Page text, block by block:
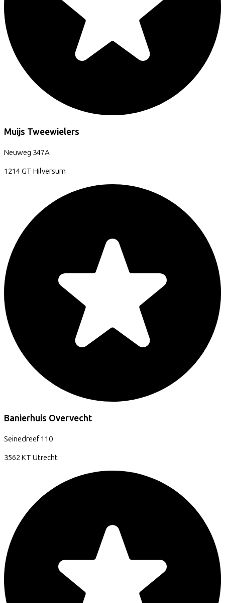
Muijs Tweewielers
Neuweg 347A
1214 GT Hilversum
Banierhuis Overvecht
Seinedreef 110
3562 KT Utrecht